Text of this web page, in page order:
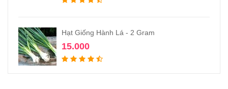
Hạt Giống Hành Lá - 2 Gram
15.000